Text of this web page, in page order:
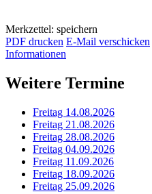
Merkzettel: speichern
PDF drucken E-Mail verschicken
Informationen
Weitere Termine
Freitag 14.08.2026
Freitag 21.08.2026
Freitag 28.08.2026
Freitag 04.09.2026
Freitag 11.09.2026
Freitag 18.09.2026
Freitag 25.09.2026